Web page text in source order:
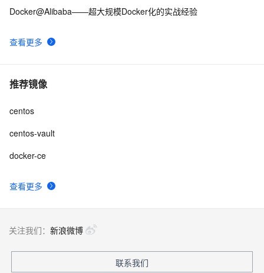
查看更多
Docker@Alibaba——超大规模Docker化的实战经验
推荐镜像
查看更多
centos
centos-vault
docker-ce
关注我们： 新浪微博
联系我们